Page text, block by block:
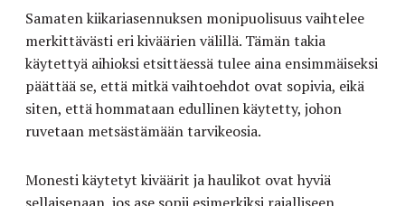
Samaten kiikariasennuksen monipuolisuus vaihtelee
merkittävästi eri kiväärien välillä. Tämän takia
käytettyä aihioksi etsittäessä tulee aina ensimmäiseksi
päättää se, että mitkä vaihtoehdot ovat sopivia, eikä
siten, että hommataan edullinen käytetty, johon
ruvetaan metsästämään tarvikeosia.
Monesti käytetyt kiväärit ja haulikot ovat hyviä